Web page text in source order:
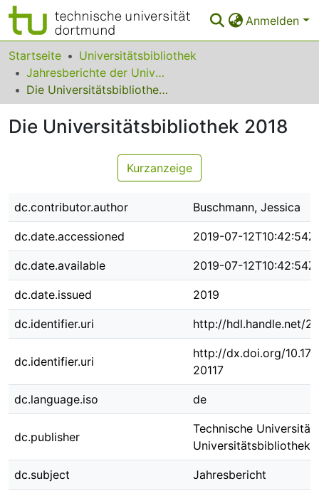
Anmelden
Bereiche & Sammlungen
Das gesamte Repositorium
Startseite
Universitätsbibliothek
Jahresberichte der Universitätsbibliothek
Die Universitätsbibliothek 2018
Die Universitätsbibliothek 2018
Kurzanzeige
dc.contributor.author Buschmann, Jessica
dc.date.accessioned 2019-07-12T10:42:54Z
dc.date.available 2019-07-12T10:42:54Z
dc.date.issued 2019
dc.identifier.uri http://hdl.handle.net/
dc.identifier.uri
http://dx.doi.org/
20117
dc.language.iso de
dc.publisher
Technische
Universitätsbibliothek
dc.subject Jahresbericht